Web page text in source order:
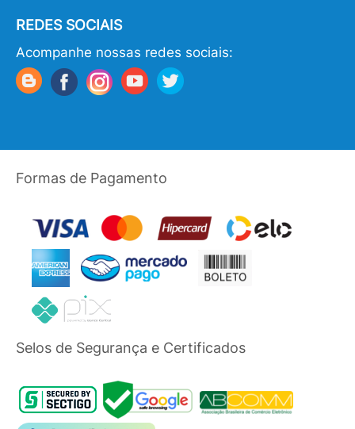
REDES SOCIAIS
Acompanhe nossas redes sociais:
Formas de Pagamento
Selos de Segurança e Certificados